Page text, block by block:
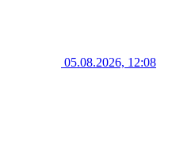
05.08.2026, 12:08